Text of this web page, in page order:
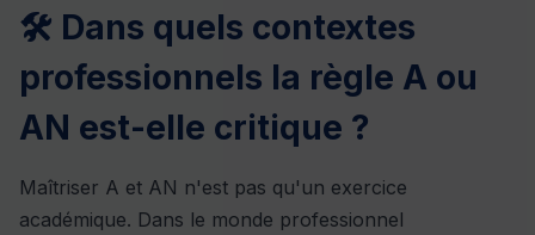
🛠 Dans quels contextes
professionnels la règle A ou
AN est-elle critique ?
Maîtriser A et AN n'est pas qu'un exercice
académique. Dans le monde professionnel